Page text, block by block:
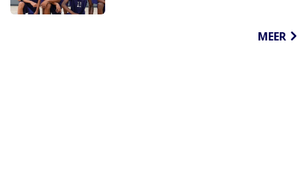
MEER